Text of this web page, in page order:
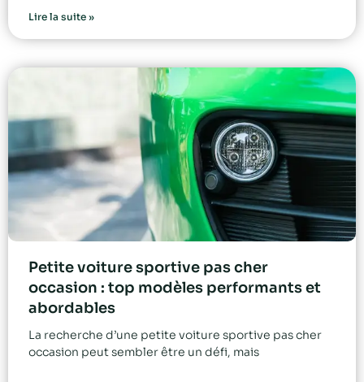
Lire la suite »
Petite voiture sportive pas cher
occasion : top modèles performants et
abordables
La recherche d’une petite voiture sportive pas cher
occasion peut sembler être un défi, mais